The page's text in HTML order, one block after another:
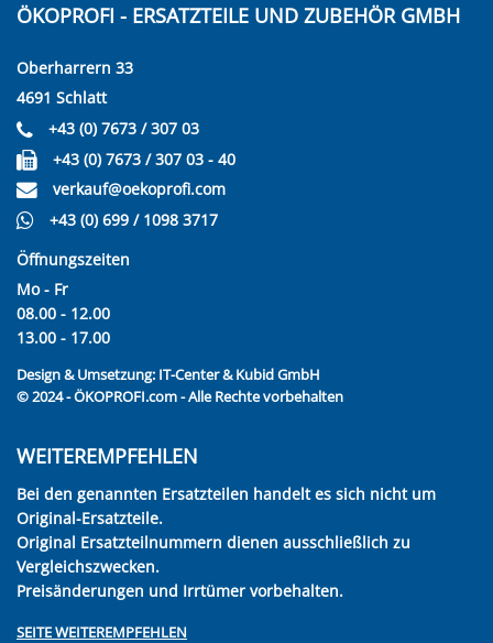
ÖKOPROFI - ERSATZTEILE UND ZUBEHÖR GMBH
Oberharrern 33
4691 Schlatt
+43 (0) 7673 / 307 03
+43 (0) 7673 / 307 03 - 40
verkauf@oekoprofi.com
+43 (0) 699 / 1098 3717
Öffnungszeiten
Mo - Fr
08.00 - 12.00
13.00 - 17.00
Design & Umsetzung: IT-Center & Kubid GmbH
© 2024 - ÖKOPROFI.com - Alle Rechte vorbehalten
WEITEREMPFEHLEN
Bei den genannten Ersatzteilen handelt es sich nicht um
Original-Ersatzteile.
Original Ersatzteilnummern dienen ausschließlich zu
Vergleichszwecken.
Preisänderungen und Irrtümer vorbehalten.
SEITE WEITEREMPFEHLEN